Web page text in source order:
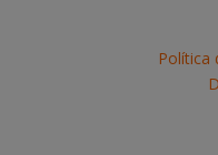
Política